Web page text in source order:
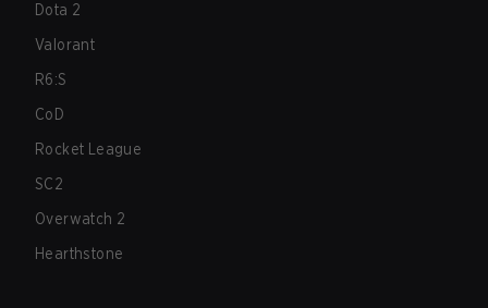
Dota 2
Valorant
R6:S
CoD
Rocket League
SC2
Overwatch 2
Hearthstone